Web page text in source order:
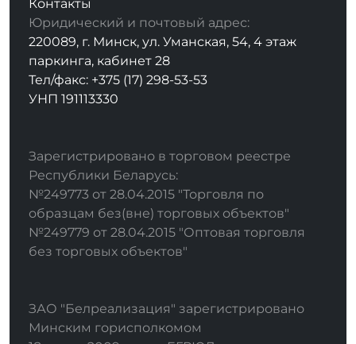
Контакты
Юридический и почтовый адрес:
220089, г. Минск, ул. Уманская, 54, 4 этаж
паркинга, кабинет 28
Тел/факс: +375 (17) 298-53-53
УНП 191113330
Зарегистрировано в торговом реестре
Республики Беларусь:
№249773 от 28.04.2015 "Торговля по
образцам без(вне) торговых объектов"
№249779 от 28.04.2015 "Оптовая торговля
без торговых объектов"
ЗАО "Белреализация" зарегистрировано
Минским горисполкомом